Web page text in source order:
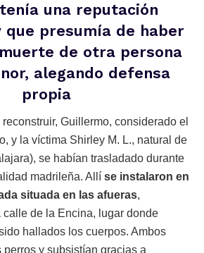
una reputación
presumía de haber
de otra persona
alegando defensa
propia
Guillermo, considerado el
y la víctima Shirley M. L., natural de
se habían trasladado durante
madrileña. Allí se instalaron en
situada en las afueras,
calle de la Encina, lugar donde
hallados los cuerpos. Ambos
y subsistían gracias a